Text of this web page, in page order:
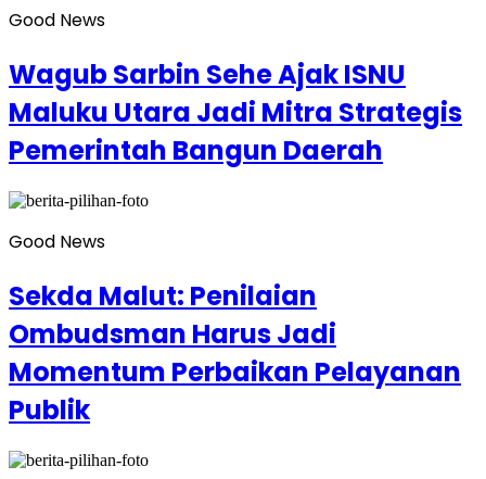
Good News
Wagub Sarbin Sehe Ajak ISNU
Maluku Utara Jadi Mitra Strategis
Pemerintah Bangun Daerah
Good News
Sekda Malut: Penilaian
Ombudsman Harus Jadi
Momentum Perbaikan Pelayanan
Publik